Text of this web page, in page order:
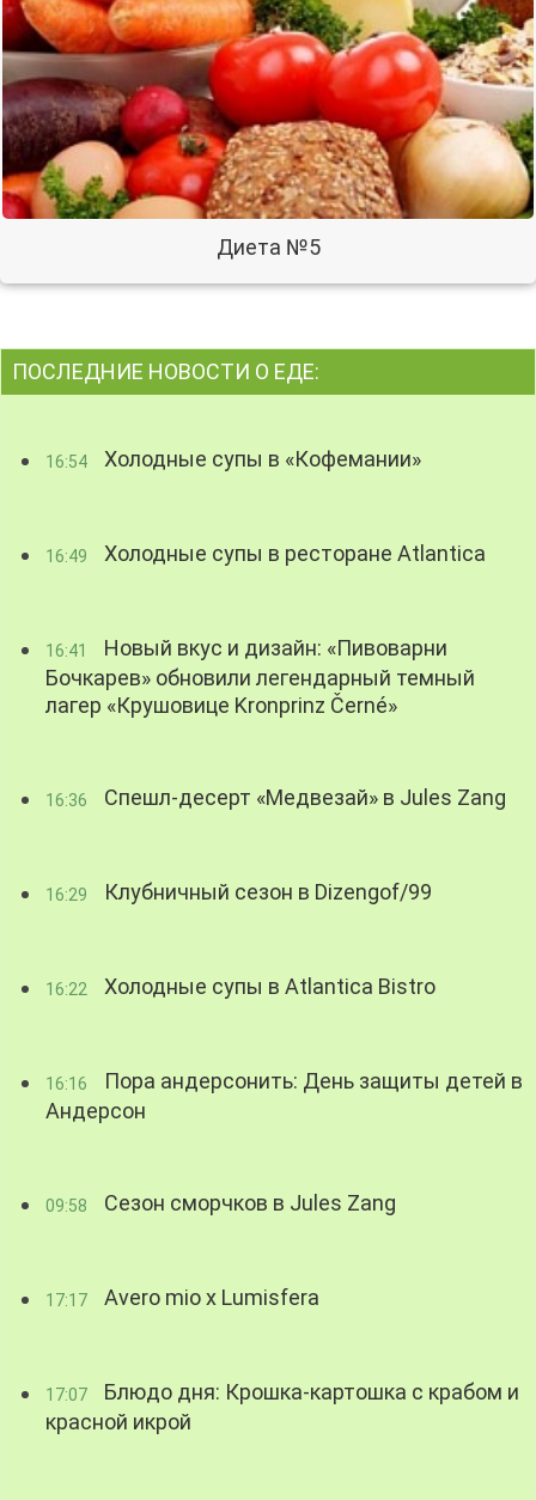
Диета №5
ПОСЛЕДНИЕ НОВОСТИ О ЕДЕ:
16:54 Холодные супы в «Кофемании»
16:49 Холодные супы в ресторане Atlantica
16:41
Новый вкус и дизайн: «Пивоварни
Бочкарев» обновили легендарный темный
лагер «Крушовице Kronprinz Černé»
16:36 Спешл-десерт «Медвезай» в Jules Zang
16:29 Клубничный сезон в Dizengof/99
16:22 Холодные супы в Atlantica Bistro
16:16
Пора андерсонить: День защиты детей в
Андерсон
09:58 Сезон сморчков в Jules Zang
17:17 Avero mio x Lumisfera
17:07
Блюдо дня: Крошка-картошка с крабом и
красной икрой